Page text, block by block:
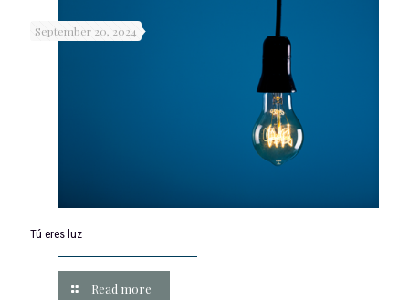
September 20, 2024
Tú eres luz
Read more